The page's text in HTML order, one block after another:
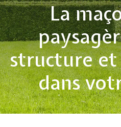
La
structure
dans